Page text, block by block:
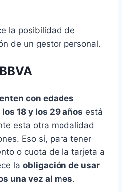
la posibilidad de
de un gestor personal.
con edades
18 y los 29 años está
esta otra modalidad
Eso sí, para tener
o cuota de la tarjeta a
la obligación de usar
una vez al mes.